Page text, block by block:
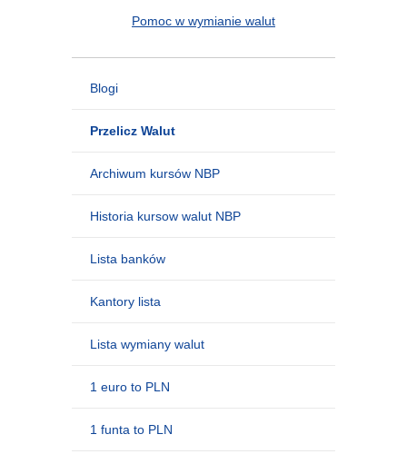
Pomoc w wymianie walut
Blogi
Przelicz Walut
Archiwum kursów NBP
Historia kursow walut NBP
Lista banków
Kantory lista
Lista wymiany walut
1 euro to PLN
1 funta to PLN